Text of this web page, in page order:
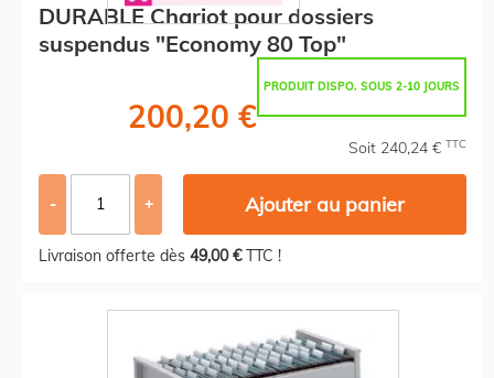
DURABLE Chariot pour dossiers
suspendus "Economy 80 Top"
PRODUIT DISPO. SOUS 2-10 JOURS
200,20 €
Soit 240,24 € TTC
- + Ajouter au panier
Livraison offerte dès 49,00 €TTC !